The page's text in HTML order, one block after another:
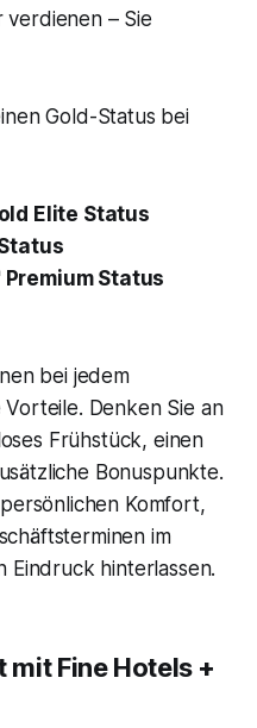
– Sie
Gold-Status bei
Elite Status
Status
bei jedem
Denken Sie an
Frühstück, einen
Bonuspunkte.
Komfort,
im
Eindruck hinterlassen.
Fine Hotels +